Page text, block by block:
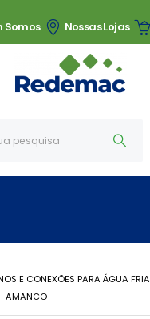
Somos Nossas Lojas
E CONEXÕES PARA ÁGUA FRIA
AMANCO